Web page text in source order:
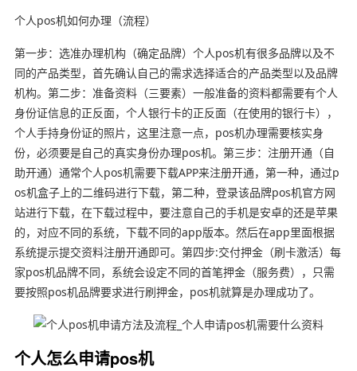
个人pos机如何办理（流程）
第一步：选准办理机构（确定品牌）个人pos机有很多品牌以及不
同的产品类型，首先确认自己的需求选择适合的产品类型以及品牌
机构。第二步：准备资料（三要素）一般准备的资料都需要有个人
身份证信息的正反面，个人银行卡的正反面（在使用的银行卡），
个人手持身份证的照片，这里注意一点，pos机办理需要核实身
份，必须要是自己的真实身份办理pos机。第三步：注册开通（自
助开通）通常个人pos机需要下载APP来注册开通，第一种，通过p
os机盒子上的二维码进行下载，第二种，登录该品牌pos机官方网
站进行下载，在下载过程中，要注意自己的手机是安卓的还是苹果
的，对应不同的系统，下载不同的app版本。然后在app里面根据
系统提示提交资料注册开通即可。第四步:交付押金（刷卡激活）每
家pos机品牌不同，系统会设定不同的首笔押金（服务费），只需
要按照pos机品牌要求进行刷押金，pos机就算是办理成功了。
个人怎么申请pos机